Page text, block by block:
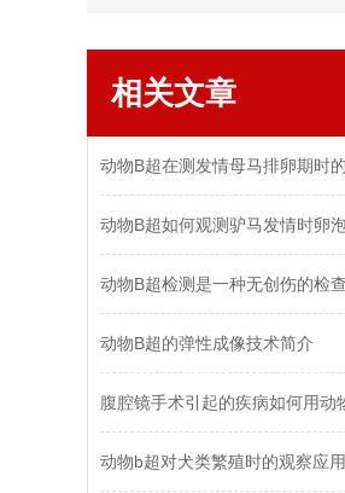
相关文章
动物B超的弹性成像技术简介
动物b超对犬类繁殖时的观察应用